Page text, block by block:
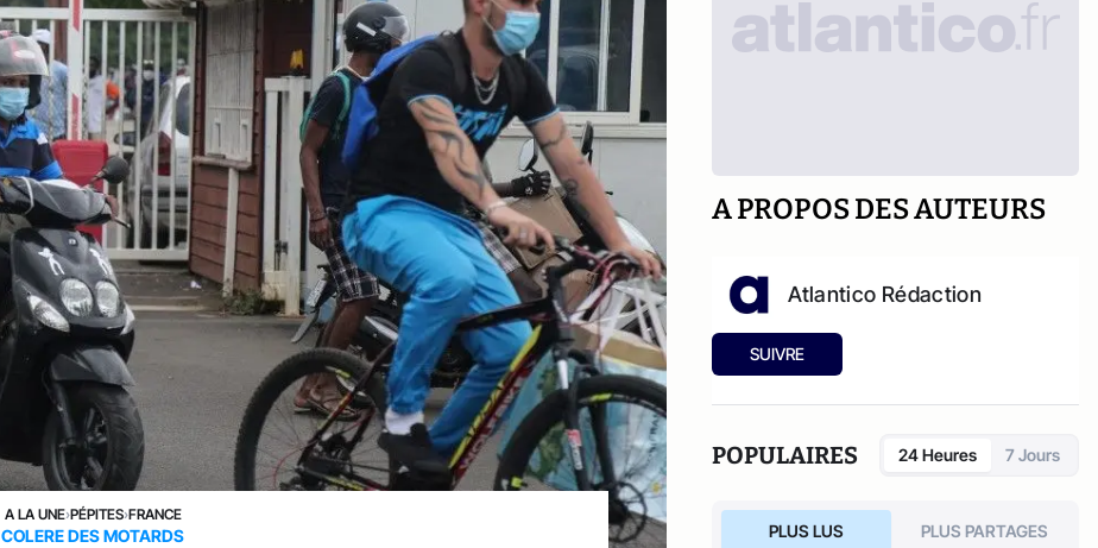
A LA UNE›PÉPITES›FRANCE
COLERE DES MOTARDS
A PROPOS DES AUTEURS
Atlantico Rédaction
SUIVRE
POPULAIRES 24 Heures 7 Jours
PLUS LUS PLUS PARTAGES